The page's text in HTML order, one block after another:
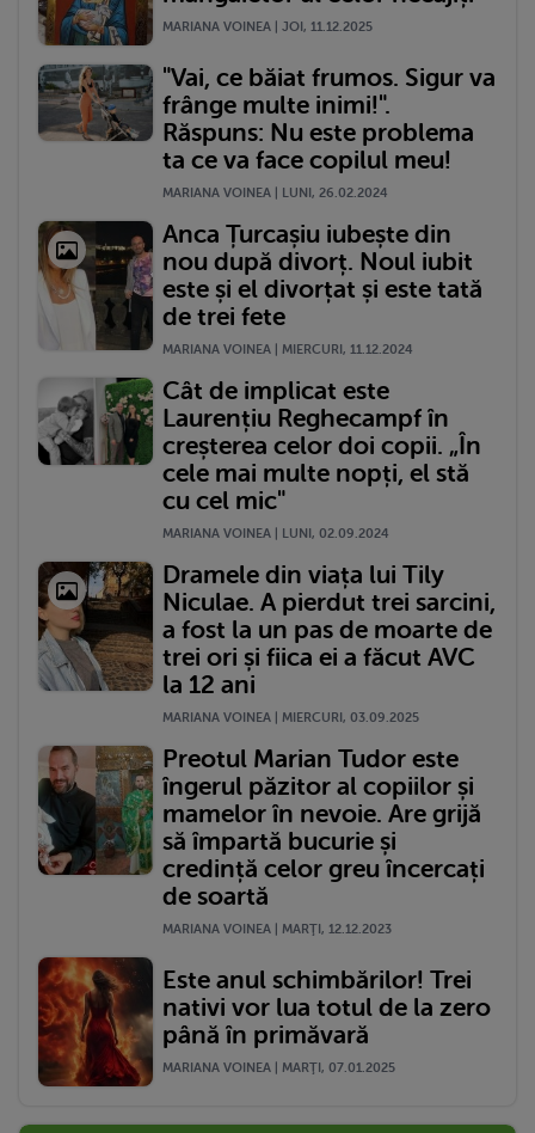
MARIANA VOINEA | JOI, 11.12.2025
"Vai, ce băiat frumos. Sigur va
frânge multe inimi!".
Răspuns: Nu este problema
ta ce va face copilul meu!
MARIANA VOINEA | LUNI, 26.02.2024
Anca Țurcașiu iubește din
nou după divorț. Noul iubit
este și el divorțat și este tată
de trei fete
MARIANA VOINEA | MIERCURI, 11.12.2024
Cât de implicat este
Laurențiu Reghecampf în
creșterea celor doi copii. „În
cele mai multe nopți, el stă
cu cel mic"
MARIANA VOINEA | LUNI, 02.09.2024
Dramele din viața lui Tily
Niculae. A pierdut trei sarcini,
a fost la un pas de moarte de
trei ori și fiica ei a făcut AVC
la 12 ani
MARIANA VOINEA | MIERCURI, 03.09.2025
Preotul Marian Tudor este
îngerul păzitor al copiilor și
mamelor în nevoie. Are grijă
să împartă bucurie și
credință celor greu încercați
de soartă
MARIANA VOINEA | MARŢI, 12.12.2023
Este anul schimbărilor! Trei
nativi vor lua totul de la zero
până în primăvară
MARIANA VOINEA | MARŢI, 07.01.2025